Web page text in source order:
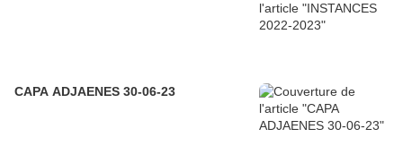
CAPA ADJAENES 30-06-23